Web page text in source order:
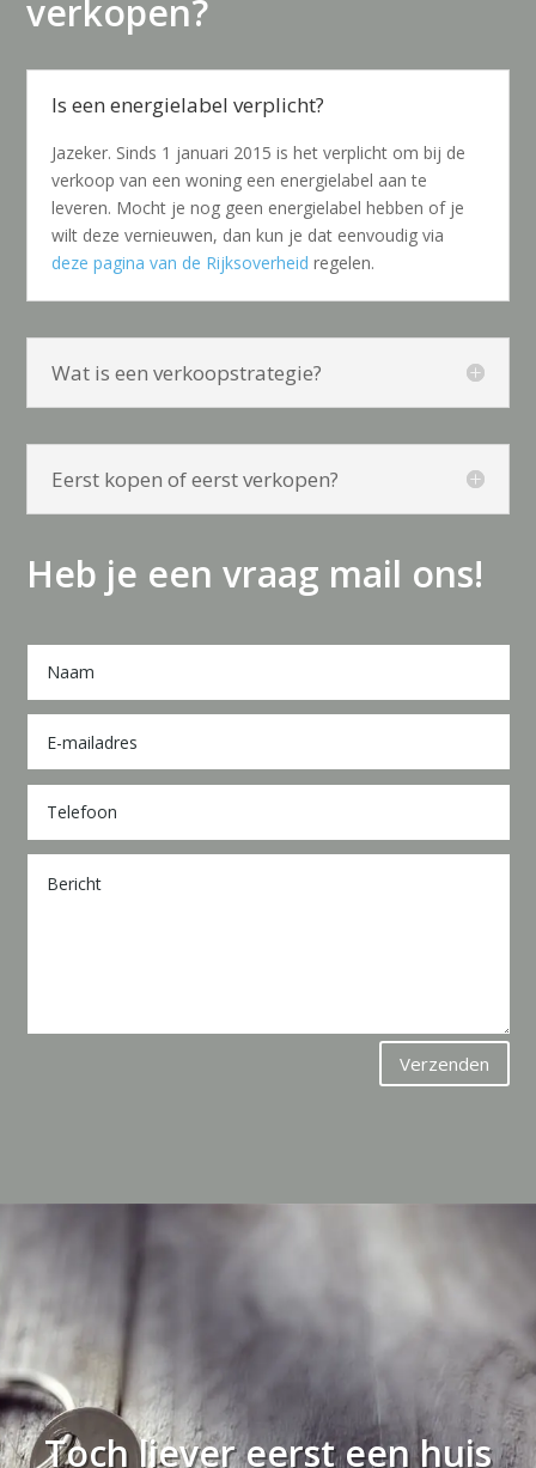
verkopen?
Is een energielabel verplicht?
Jazeker. Sinds 1 januari 2015 is het verplicht om bij de
verkoop van een woning een energielabel aan te
leveren. Mocht je nog geen energielabelhebben of je
wilt deze vernieuwen, dan kun je dat eenvoudig via
deze pagina van de Rijksoverheid regelen.
Wat is een verkoopstrategie?
Eerst kopen of eerst verkopen?
Heb je een vraag mail ons!
Verzenden
Toch liever eerst een huis